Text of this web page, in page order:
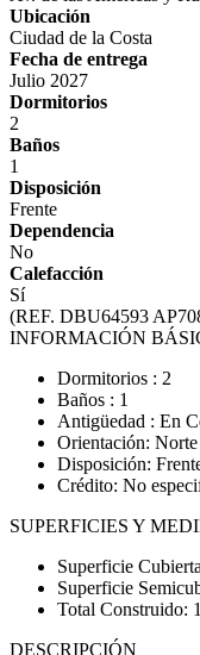
Ubicación
Ciudad de la Costa
Fecha de entrega
Julio 2027
Dormitorios
2
Baños
1
Disposición
Frente
Dependencia
No
Calefacción
Sí
(REF. DBU64593
INFORMACIÓN
Dormitorios : 2
Baños : 1
Antigüedad : En
Orientación: Norte
Disposición:
Crédito: No
SUPERFICIES Y
Superficie
Superficie
Total Construido:
DESCRIPCIÓN